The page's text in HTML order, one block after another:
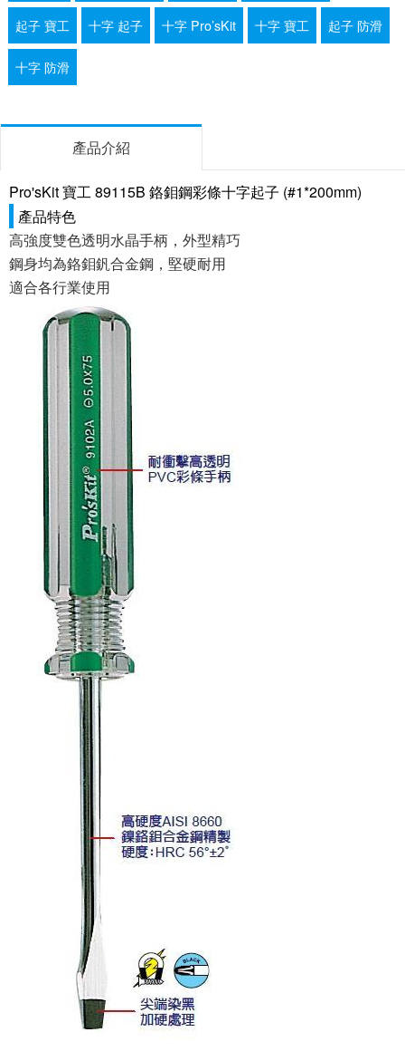
起子 寶工 十字 起子 十字 Pro’sKit 十字 寶工 起子 防滑
十字 防滑
產品介紹
Pro'sKit 寶工 89115B 鉻鉬鋼彩條十字起子 (#1*200mm)
產品特色
高強度雙色透明水晶手柄，外型精巧
鋼身均為鉻鉬釩合金鋼，堅硬耐用
適合各行業使用